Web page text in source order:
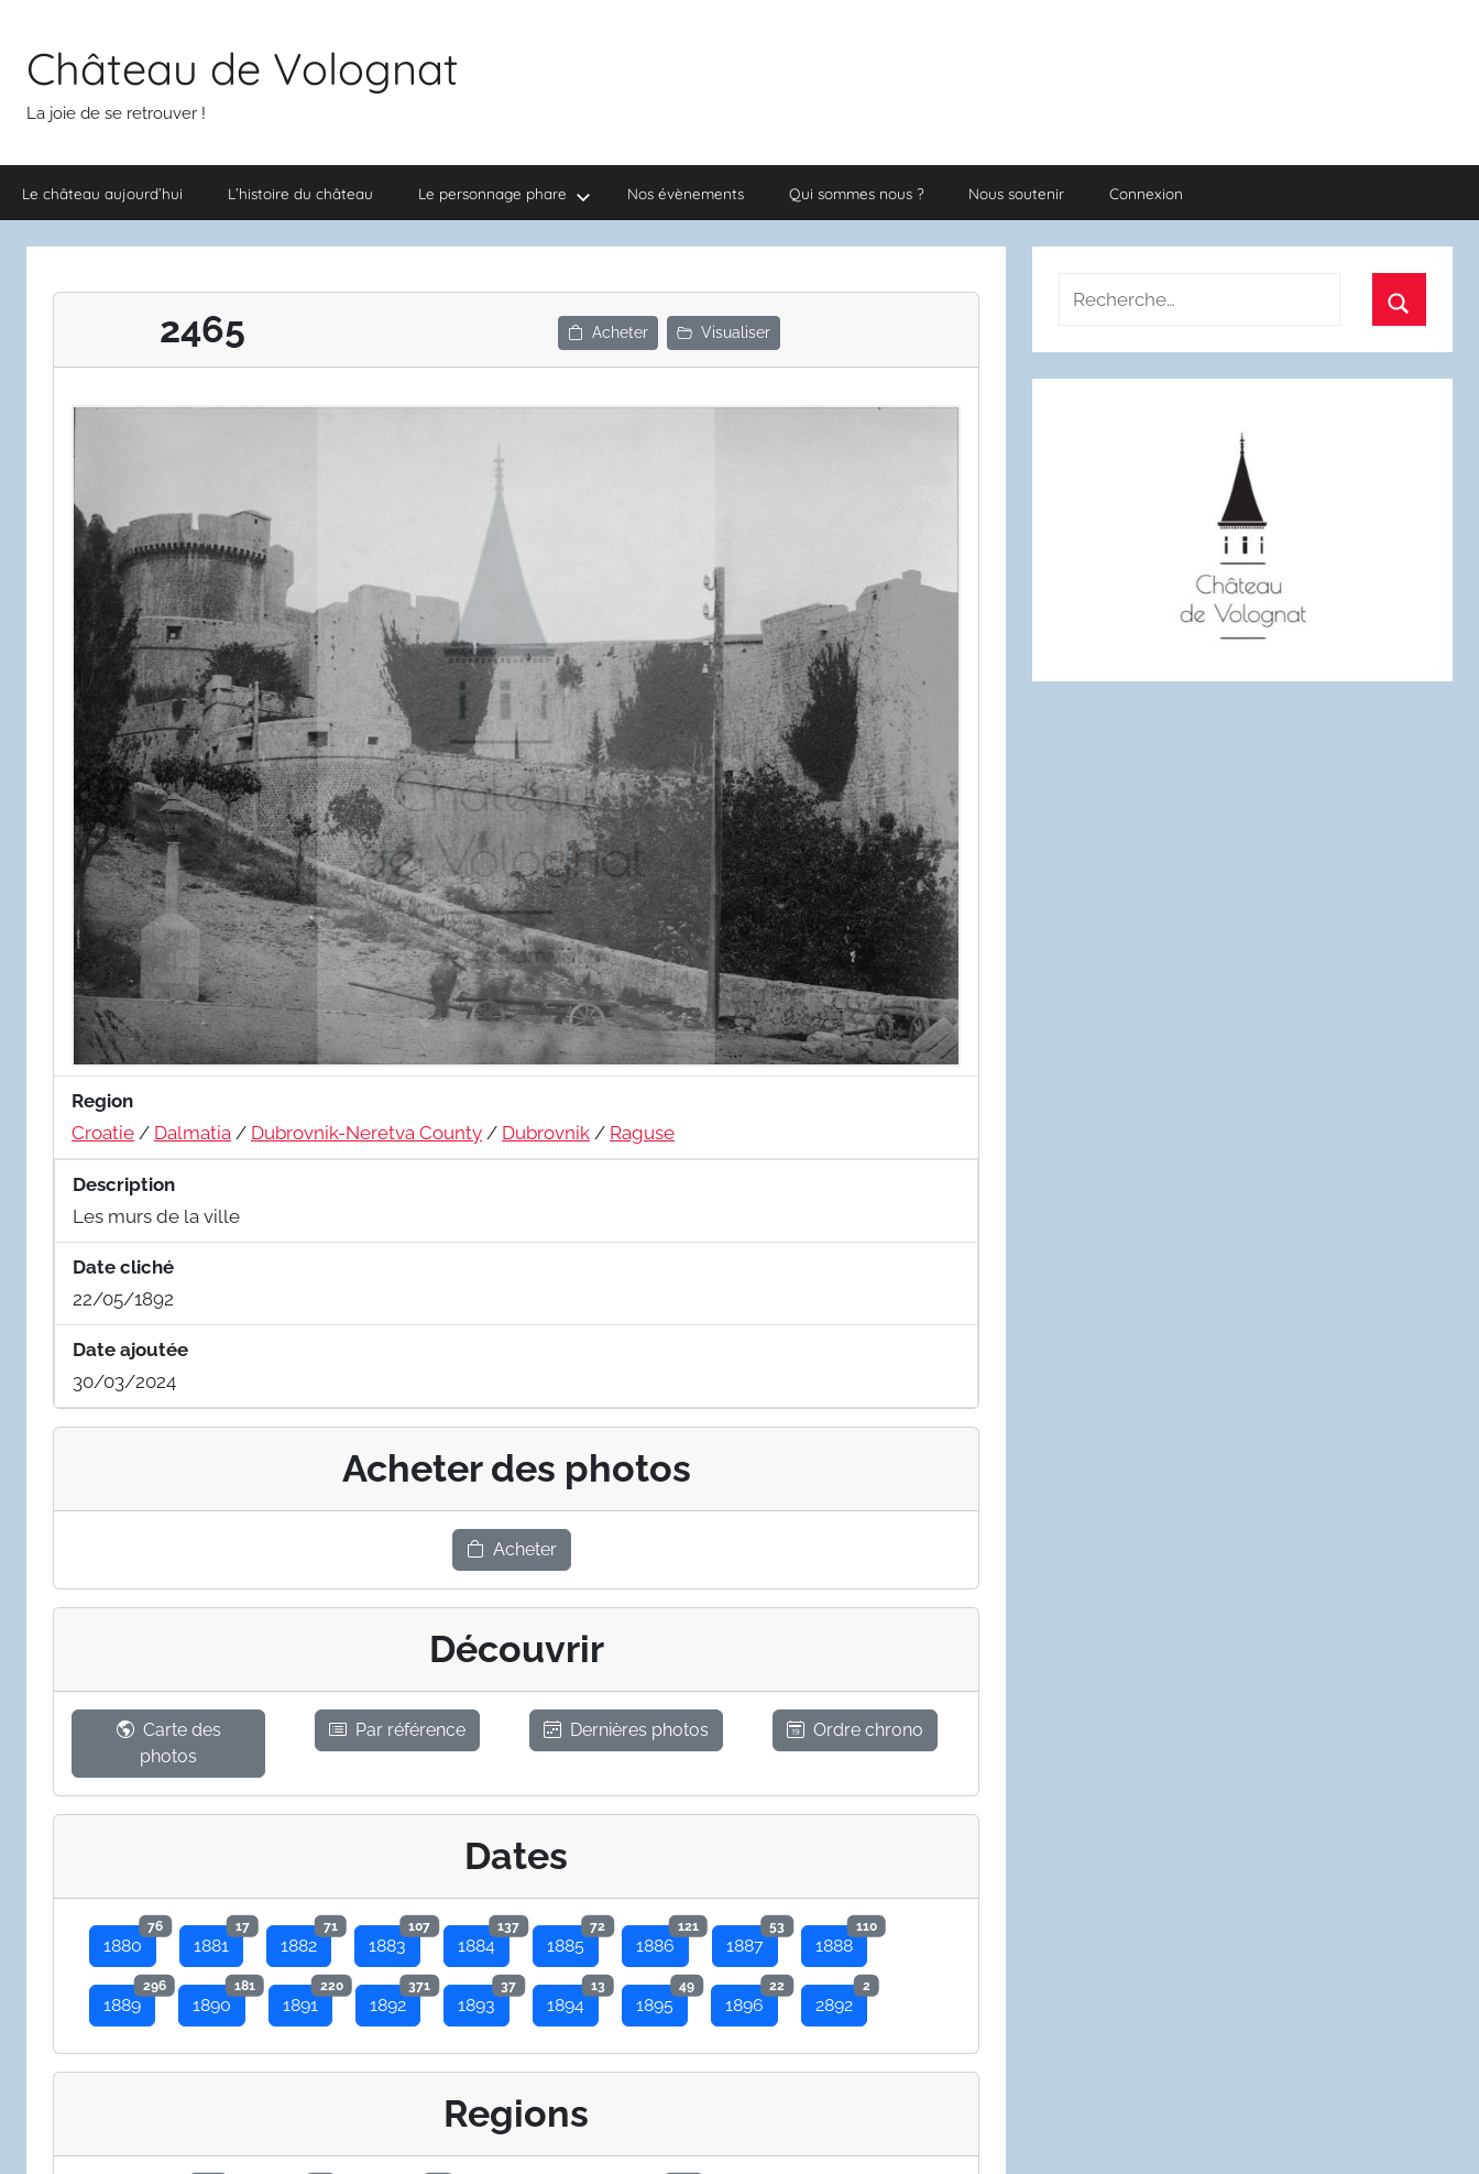
contenuChâteau de Volognat
La joie de se retrouver !
Le château aujourd’hui L’histoire du château Le personnage phare Nos évènements Qui sommes nous ? Nous soutenir Connexion
2465 Acheter Visualiser
Region
Croatie / Dalmatia / Dubrovnik-Neretva County / Dubrovnik / Raguse
Description
Les murs de la ville
Date cliché
22/05/1892
Date ajoutée
30/03/2024
Acheter des photos
Acheter
Découvrir
Carte des
photos
Par référence Dernières photos Ordre chrono
Dates
1880
76
1881
17
1882
71
1883
107
1884
137
1885
72
1886
121
1887
53
1888
110
1889
296
1890
181
1891
220
1892
371
1893
37
1894
13
1895
49
1896
22
2892
2
Regions
Recherche
: